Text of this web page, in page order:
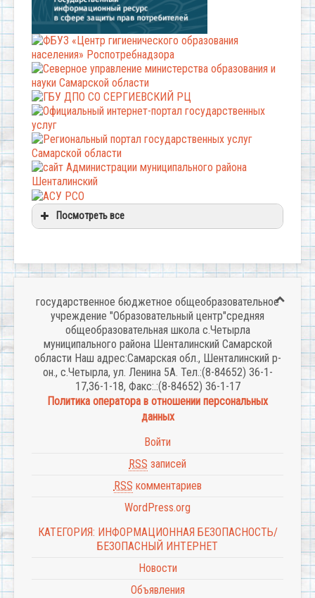
Посмотреть все
государственное бюджетное общеобразовательное
учреждение "Образовательный центр"средняя
общеобразовательная школа с.Четырла
муниципального района Шенталинский Самарской
области Наш адрес:Самарская обл., Шенталинский р-
он., с.Четырла, ул. Ленина 5А. Тел.:(8-84652) 36-1-
17,36-1-18, Факс:.:(8-84652) 36-1-17
Политика оператора в отношении персональных
данных
Войти
RSS записей
RSS комментариев
WordPress.org
КАТЕГОРИЯ: ИНФОРМАЦИОННАЯ БЕЗОПАСНОСТЬ/
БЕЗОПАСНЫЙ ИНТЕРНЕТ
Новости
Объявления